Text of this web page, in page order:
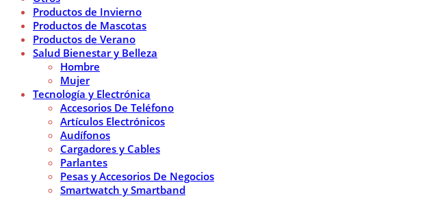
Productos de Invierno
Productos de Mascotas
Productos de Verano
Salud Bienestar y Belleza
Hombre
Mujer
Tecnología y Electrónica
Accesorios De Teléfono
Artículos Electrónicos
Audífonos
Cargadores y Cables
Parlantes
Pesas y Accesorios De Negocios
Smartwatch y Smartband